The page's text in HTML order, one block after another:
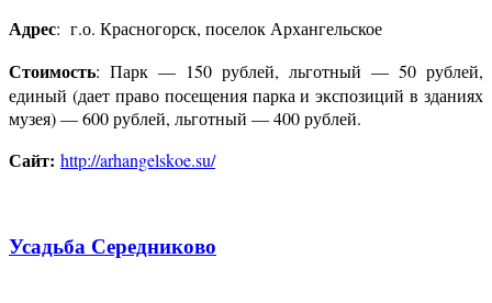
Адрес: г.о. Красногорск, поселок Архангельское
Стоимость: Парк — 150 рублей, льготный — 50 рублей,
единый (дает право посещения парка и экспозиций в зданиях
музея) — 600 рублей, льготный — 400 рублей.
Сайт: http://arhangelskoe.su/
Усадьба Середниково